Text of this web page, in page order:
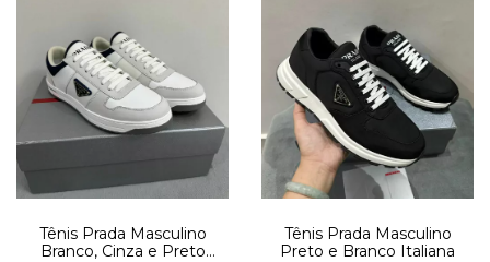
Tênis Prada Masculino
Branco, Cinza e Preto
Tênis Prada Masculino
Preto e Branco Italiana